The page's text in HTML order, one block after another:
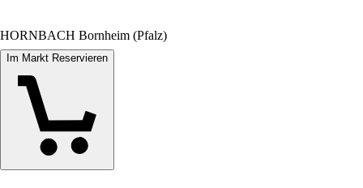
HORNBACH Bornheim (Pfalz)
Im Markt Reservieren